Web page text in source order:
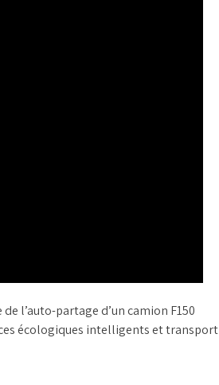
l’auto-partage d’un camion F150
écologiques intelligents et transport